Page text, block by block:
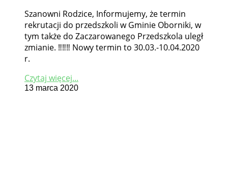
Szanowni Rodzice, Informujemy, że termin
rekrutacji do przedszkoli w Gminie Oborniki, w
tym także do Zaczarowanego Przedszkola uległ
zmianie. ‼️‼️‼️ Nowy termin to 30.03.-10.04.2020
r.
Czytaj więcej...
13 marca 2020